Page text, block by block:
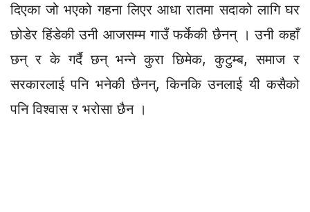
दिएका जो भएको गहना लिएर आधा रातमा सदाको लागि घर
छोडेर हिंडेकी उनी आजसम्म गाउँ फर्केकी छैनन् । उनी कहाँ
छन् र के गर्दै छन् भन्ने कुरा छिमेक, कुटुम्ब, समाज र
सरकारलाई पनि भनेकी छैनन्, किनकि उनलाई यी कसैको
पनि विश्वास र भरोसा छैन ।